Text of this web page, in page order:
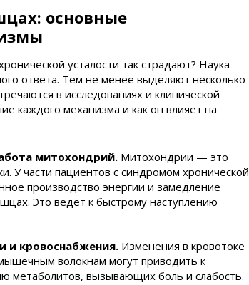
основные
усталости так страдают? Наука
ответа. Тем не менее выделяют несколько
в исследованиях и клинической
каждого механизма и как он влияет на
митохондрий. Митохондрии — это
У части пациентов с синдромом хронической
производство энергии и замедление
Это ведет к быстрому наступлению
и кровоснабжения. Изменения в кровотоке
волокнам могут приводить к
метаболитов, вызывающих боль и слабость.